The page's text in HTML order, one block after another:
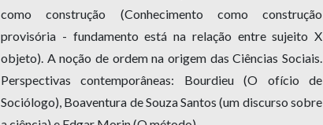
como construção (Conhecimento como construção
provisória - fundamento está na relação entre sujeito X
objeto). A noção de ordem na origem das Ciências Sociais.
Perspectivas contemporâneas: Bourdieu (O ofício de
Sociólogo), Boaventura de Souza Santos (um discurso sobre